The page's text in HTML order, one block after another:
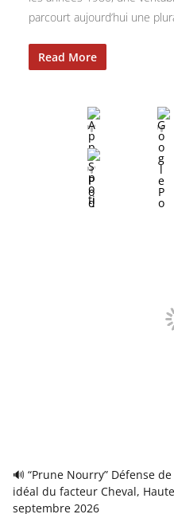
parcourt aujourd’hui une
Read More
🔊 “Prune Nourry” Défense
idéal du facteur Cheval,
septembre 2026